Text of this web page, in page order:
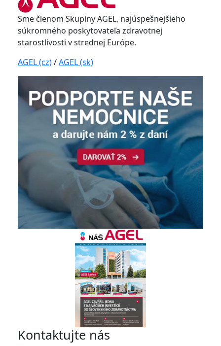
Sme členom Skupiny AGEL, najúspešnejšieho
súkromného poskytovateľa zdravotnej
starostlivosti v strednej Európe.
AGEL (cz)/AGEL (sk)
Kontaktujte nás